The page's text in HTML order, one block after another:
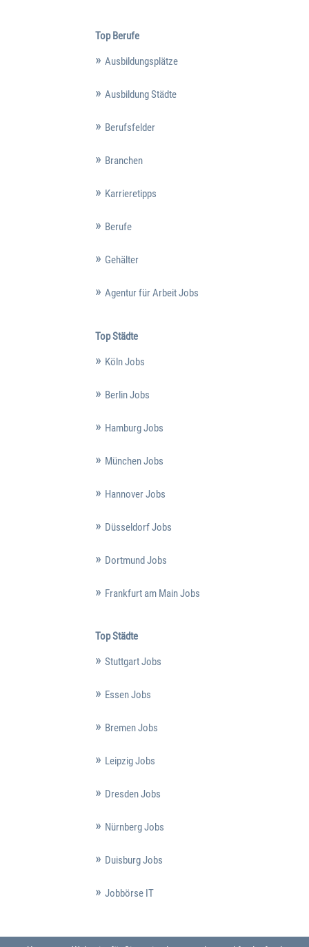
Top Berufe
Ausbildungsplätze
Ausbildung Städte
Berufsfelder
Branchen
Karrieretipps
Berufe
Gehälter
Agentur für Arbeit Jobs
Top Städte
Köln Jobs
Berlin Jobs
Hamburg Jobs
München Jobs
Hannover Jobs
Düsseldorf Jobs
Dortmund Jobs
Frankfurt am Main Jobs
Top Städte
Stuttgart Jobs
Essen Jobs
Bremen Jobs
Leipzig Jobs
Dresden Jobs
Nürnberg Jobs
Duisburg Jobs
Jobbörse IT